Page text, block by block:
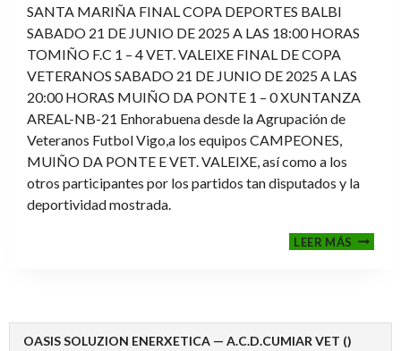
SANTA MARIÑA FINAL COPA DEPORTES BALBI
SABADO 21 DE JUNIO DE 2025 A LAS 18:00 HORAS
TOMIÑO F.C 1 – 4 VET. VALEIXE FINAL DE COPA
VETERANOS SABADO 21 DE JUNIO DE 2025 A LAS
20:00 HORAS MUIÑO DA PONTE 1 – 0 XUNTANZA
AREAL-NB-21 Enhorabuena desde la Agrupación de
Veteranos Futbol Vigo,a los equipos CAMPEONES,
MUIÑO DA PONTE E VET. VALEIXE, así como a los
otros participantes por los partidos tan disputados y la
deportividad mostrada.
LEER MÁS
2024-
OASIS SOLUZION ENERXETICA — A.C.D.CUMIAR VET ()